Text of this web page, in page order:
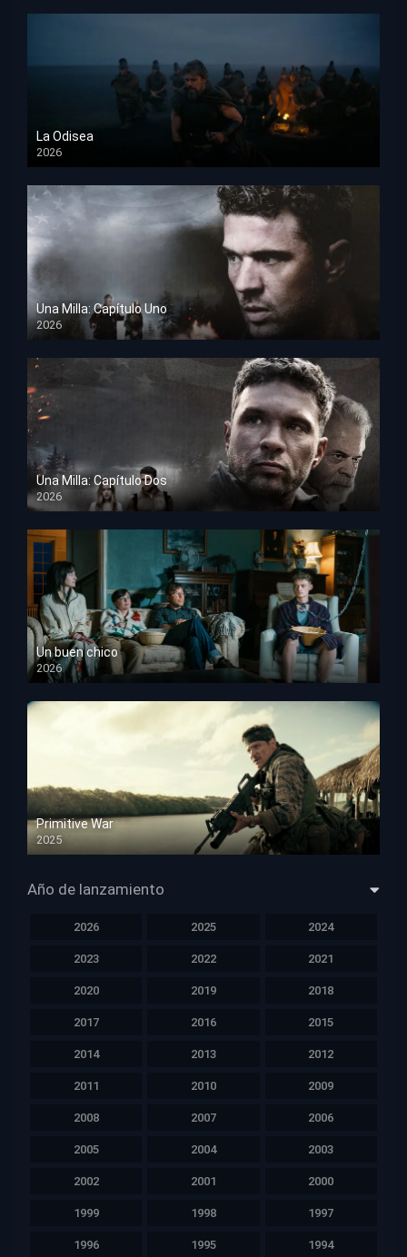
La Odisea
2026
TS Screener
Una Milla: Capítulo Uno
2026
HD 1080p
Una Milla: Capítulo Dos
2026
HD 1080p
Un buen chico
2026
HD 1080p
Primitive War
2025
HD 1080p
Año de lanzamiento
2026 2025 2024
2023 2022 2021
2020 2019 2018
2017 2016 2015
2014 2013 2012
2011 2010 2009
2008 2007 2006
2005 2004 2003
2002 2001 2000
1999 1998 1997
1996 1995 1994